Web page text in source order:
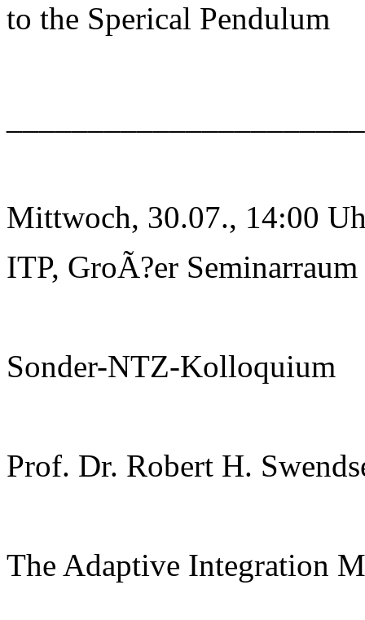
to the Sperical Pendulum
Mittwoch, 30.07., 14:00
ITP, GroÃ?er Seminarraum
Sonder-NTZ-Kolloquium
Prof. Dr. Robert H.
The Adaptive Integration